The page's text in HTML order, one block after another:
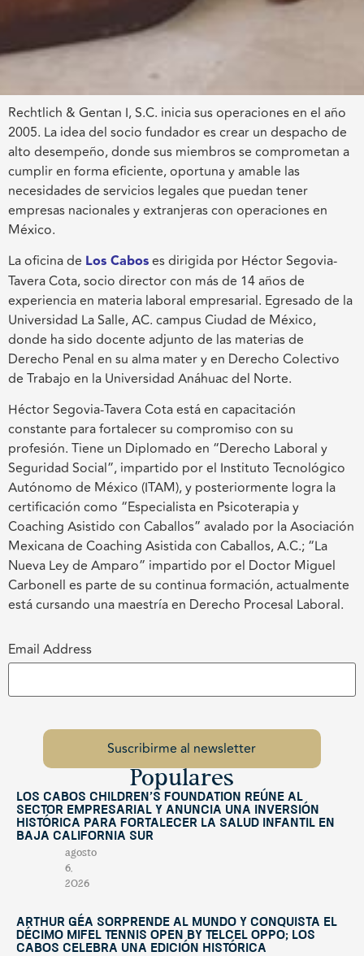
Rechtlich & Gentan I, S.C. inicia sus operaciones en el año
2005. La idea del socio fundador es crear un despacho de
alto desempeño, donde sus miembros se comprometan a
cumplir en forma eficiente, oportuna y amable las
necesidades de servicios legales que puedan tener
empresas nacionales y extranjeras con operaciones en
México.
La oficina de Los Caboses dirigida por Héctor Segovia-
Tavera Cota, socio director con más de 14 años de
experiencia en materia laboral empresarial. Egresado de la
Universidad La Salle, AC. campus Ciudad de México,
donde ha sido docente adjunto de las materias de
Derecho Penal en su alma mater y en Derecho Colectivo
de Trabajo en la Universidad Anáhuac del Norte.
Héctor Segovia-Tavera Cota está en capacitación
constante para fortalecer su compromiso con su
profesión. Tiene un Diplomado en “Derecho Laboral y
Seguridad Social”, impartido por el Instituto Tecnológico
Autónomo de México (ITAM), y posteriormente logra la
certificación como “Especialista en Psicoterapia y
Coaching Asistido con Caballos” avalado por la Asociación
Mexicana de Coaching Asistida con Caballos, A.C.; “La
Nueva Ley de Amparo” impartido por el Doctor Miguel
Carbonell es parte de su continua formación, actualmente
está cursando una maestría en Derecho Procesal Laboral.
Email Address
Populares
Los Cabos Children’s Foundation reúne al
sector empresarial y anuncia una inversión
histórica para fortalecer la salud infantil en
Baja California Sur
agosto
6,
2026
Arthur Géa sorprende al mundo y conquista el
décimo Mifel Tennis Open by Telcel OPPO; Los
Cabos celebra una edición histórica